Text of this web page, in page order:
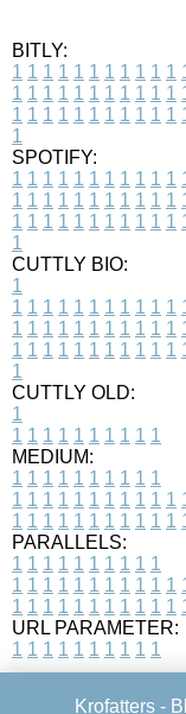
BITLY:
1 1 1 1 1 1 1 1 1 1 1
1 1 1 1 1 1 1 1 1 1 1
1 1 1 1 1 1 1 1 1 1 1
1
SPOTIFY:
1 1 1 1 1 1 1 1 1 1 1
1 1 1 1 1 1 1 1 1 1 1
1 1 1 1 1 1 1 1 1 1 1
1
CUTTLY BIO:
1
1 1 1 1 1 1 1 1 1 1 1
1 1 1 1 1 1 1 1 1 1 1
1 1 1 1 1 1 1 1 1 1 1
1
CUTTLY OLD:
1
1 1 1 1 1 1 1 1 1 1
MEDIUM:
1 1 1 1 1 1 1 1 1 1
1 1 1 1 1 1 1 1 1 1 1
1 1 1 1 1 1 1 1 1 1 1
PARALLELS:
1 1 1 1 1 1 1 1 1 1
1 1 1 1 1 1 1 1 1 1 1
1 1 1 1 1 1 1 1 1 1 1
URL PARAMETER:
1 1 1 1 1 1 1 1 1 1
Krofatters -